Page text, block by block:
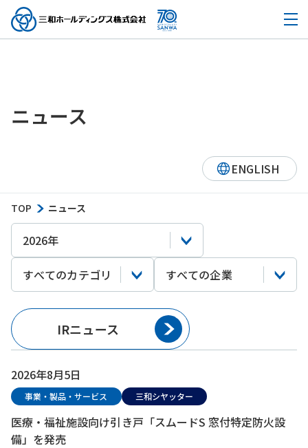
ニュース
TOP ニュース
ENGLISH
2026年
すべてのカテゴリ すべての企業
IRニュース
2026年8月5日
事業・製品・サービス 三和シヤッター
医療・福祉施設向け引き戸「スムードS 窓付特定防火設
備」を発売